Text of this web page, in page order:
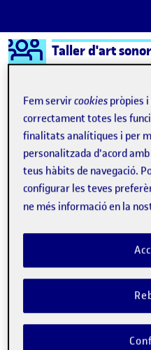
Saltar al contingut
Logo Ágora
Taller d'art
Semestre 20242 - Aula 1
Arte
múltiples
Esbozo de
Úrsula Bischofberger
Fem servircookies pròpies
correctament totes les
finalitats analítiques i per
personalitzada d'acord
teus hàbits de navegació.
configurar les teves
ne més informació en la